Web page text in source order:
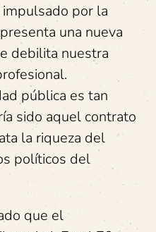
por la
una nueva
debilita nuestra
pública es tan
sido aquel contrato
la riqueza del
políticos del
que el